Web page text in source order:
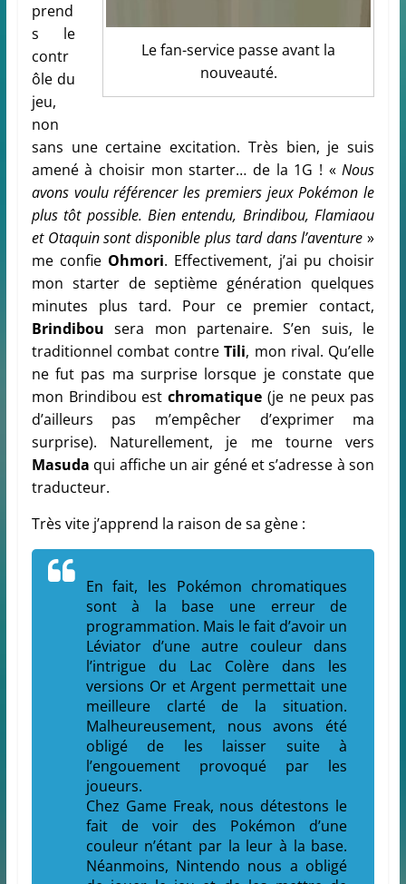
Le fan-service passe avant la
nouveauté.
prend
s le
contr
ôle du
jeu,
non
sans une certaine excitation. Très bien, je suis
amené à choisir mon starter… de la 1G ! «Nous
avons voulu référencer les premiers jeux Pokémon le
plus tôt possible. Bien entendu, Brindibou, Flamiaou
et Otaquin sont disponible plus tard dans l’aventure »
me confie Ohmori. Effectivement, j’ai pu choisir
mon starter de septième génération quelques
minutes plus tard. Pour ce premier contact,
Brindibou sera mon partenaire. S’en suis, le
traditionnel combat contreTili, mon rival. Qu’elle
ne fut pas ma surprise lorsque je constate que
mon Brindibou estchromatique (je ne peux pas
d’ailleurs pas m’empêcher d’exprimer ma
surprise). Naturellement, je me tourne vers
Masuda qui affiche un air géné et s’adresse à son
traducteur.
Très vite j’apprend la raison de sa gène :
En fait, les Pokémon chromatiques
sont à la base une erreur de
programmation. Mais le fait d’avoir un
Léviator d’une autre couleur dans
l’intrigue du Lac Colère dans les
versions Or et Argent permettait une
meilleure clarté de la situation.
Malheureusement, nous avons été
obligé de les laisser suite à
l’engouement provoqué par les
joueurs.
Chez Game Freak, nous détestons le
fait de voir des Pokémon d’une
couleur n’étant par la leur à la base.
Néanmoins, Nintendo nous a obligé